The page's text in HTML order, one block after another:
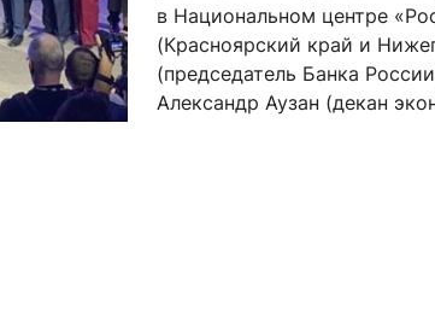
Издания
Учебная
в Национальном центре
(Красноярский край и
(председатель Банка
Александр Аузан (декан